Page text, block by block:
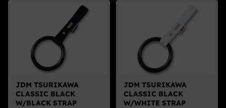
JDM TSURIKAWA
CLASSIC BLACK
W/BLACK STRAP
JDM TSURIKAWA
CLASSIC BLACK
W/WHITE STRAP